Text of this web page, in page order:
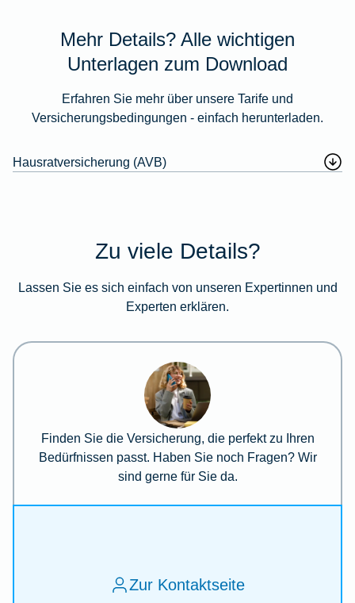
Mehr Details? Alle wichtigen
Unterlagen zum Download
Erfahren Sie mehr über unsere Tarife und
Versicherungsbedingungen - einfach herunterladen.
Hausratversicherung (AVB)
Zu viele Details?
Lassen Sie es sich einfach von unseren Expertinnen und
Experten erklären.
Finden Sie die Versicherung, die perfekt zu Ihren
Bedürfnissen passt. Haben Sie noch Fragen? Wir
sind gerne für Sie da.
Zur Kontaktseite